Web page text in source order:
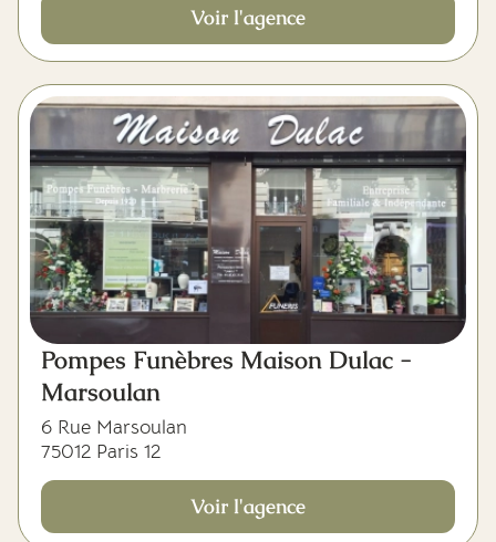
Voir l'agence
Pompes Funèbres Maison Dulac -
Marsoulan
6 Rue Marsoulan
75012 Paris 12
Voir l'agence